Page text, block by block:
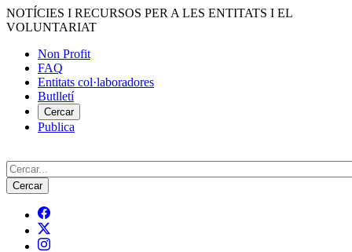
Vés
al
NOTÍCIES I RECURSOS PER A LES ENTITATS I EL
VOLUNTARIAT
Menú
del
compte
d'usuari
Non Profit
FAQ
Entitats col·laboradores
Butlletí
Cercar
Publica
Cerca